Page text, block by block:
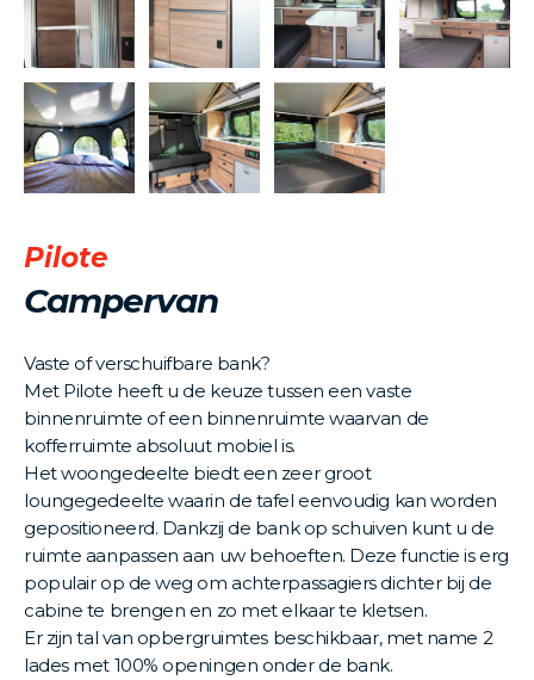
Pilote
Campervan
Vaste of verschuifbare bank?
Met Pilote heeft u de keuze tussen een vaste
binnenruimte of een binnenruimte waarvan de
kofferruimte absoluut mobiel is.
Het woongedeelte biedt een zeer groot
loungegedeelte waarin de tafel eenvoudig kan worden
gepositioneerd. Dankzij de bank op schuiven kunt u de
ruimte aanpassen aan uw behoeften. Deze functie is erg
populair op de weg om achterpassagiers dichter bij de
cabine te brengen en zo met elkaar te kletsen.
Er zijn tal van opbergruimtes beschikbaar, met name 2
lades met 100% openingen onder de bank.